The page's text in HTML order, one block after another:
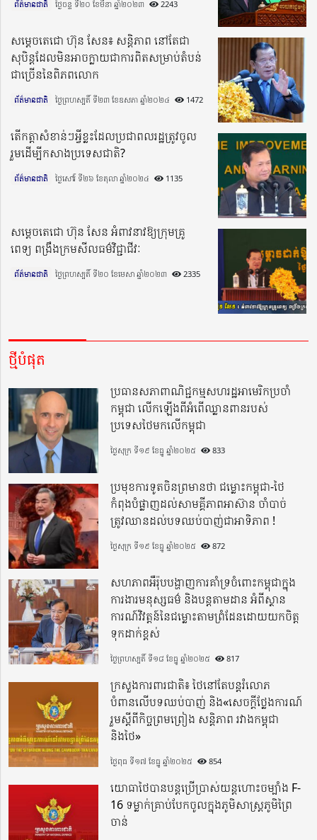
ព័ត៌មានជាតិ ថ្ងៃចន្ទ ទី២០ ខែមីនា ឆ្នាំ២០២៣​ 2243
សម្តេចតេជោ ហ៊ុន សែន៖ សន្តិភាព នៅតែជា
សុបិន្តដែលមិនអាចក្លាយជាការពិតសម្រាប់តំបន់
ជាច្រើននៃពិភពលោក
ព័ត៌មានជាតិ ថ្ងៃព្រហស្បតិ៍ ទី២៣ ខែឧសភា ឆ្នាំ២០២៤​ 1472
តើកត្តាសំខាន់ៗអ្វីខ្លះដែលប្រជាពលរដ្ឋត្រូវចូល
រួមដើម្បីកសាងប្រទេសជាតិ?
ព័ត៌មានជាតិ ថ្ងៃសៅរ៍ ទី២៦ ខែតុលា ឆ្នាំ២០២៤​ 1135
សម្ដេចតេជោ ហ៊ុន សែន អំពាវនាវឱ្យក្រុមគ្រូ
ពេទ្យ ពង្រឹងក្រមសីលធម៌វិជ្ជាជីវៈ
ព័ត៌មានជាតិ ថ្ងៃព្រហស្បតិ៍ ទី២០ ខែមេសា ឆ្នាំ២០២៣​ 2335
ថ្មីបំផុត
ប្រធានសភាពាណិជ្ជកម្មសហរដ្ឋអាមេរិកប្រចាំ
កម្ពុជា លើកឡើងពីអំពើឈ្លានពានរបស់
ប្រទេសថៃមកលើកម្ពុជា
ថ្ងៃសុក្រ ទី១៩ ខែធ្នូ ឆ្នាំ២០២៥ 833
ប្រមុខការទូតចិនព្រមានថា ជម្លោះកម្ពុជា-ថៃ
កំពុងបំផ្លាញដល់សាមគ្គីភាពអាស៊ាន ចាំបាច់
ត្រូវឈានដល់បទឈប់បាញ់ជាអាទិភាព !
ថ្ងៃសុក្រ ទី១៩ ខែធ្នូ ឆ្នាំ២០២៥ 872
សហភាពអឺរ៉ុបបង្ហាញការគាំទ្រចំពោះកម្ពុជាក្នុង
ការងារមនុស្សធម៌ និងបន្តតាមដាន អំពីស្ថាន
ការណ៍វិវត្តន៍នៃជម្លោះតាមព្រំដែនដោយយកចិត្ត
ទុកដាក់ខ្ពស់
ថ្ងៃព្រហស្បតិ៍ ទី១៨ ខែធ្នូ ឆ្នាំ២០២៥ 817
ក្រសួងការពារជាតិ៖ ថៃនៅតែបន្តរំលោភ
បំពានលើបទឈប់បាញ់ និង«សេចក្តីថ្លែងការណ៍
រួមស្តីពីកិច្ចព្រមព្រៀង សន្តិភាព រវាងកម្ពុជា
និងថៃ»
ថ្ងៃពុធ ទី១៧ ខែធ្នូ ឆ្នាំ២០២៥ 854
យោធាថៃបានបន្តប្រើប្រាស់យន្តហោះចម្បាំង F-
16 ទម្លាក់គ្រាប់បែកចូលក្នុងភូមិសាស្ត្រភូមិព្រៃ
ចាន់